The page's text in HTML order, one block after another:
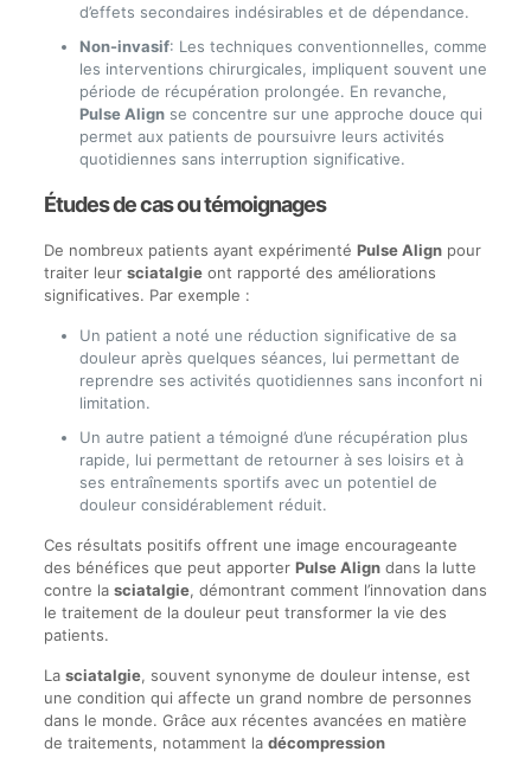
d’effets secondaires indésirables et de dépendance.
Non-invasif: Les techniques conventionnelles, comme
les interventions chirurgicales, impliquent souvent une
période de récupération prolongée. En revanche,
Pulse Alignse concentre sur une approche douce qui
permet aux patients de poursuivre leurs activités
quotidiennes sans interruption significative.
Études de cas ou témoignages
De nombreux patients ayant expérimenté Pulse Alignpour
traiter leur sciatalgieont rapporté des améliorations
significatives. Par exemple :
Un patient a noté une réduction significative de sa
douleur après quelques séances, lui permettant de
reprendre ses activités quotidiennes sans inconfort ni
limitation.
Un autre patient a témoigné d’une récupération plus
rapide, lui permettant de retourner à ses loisirs et à
ses entraînements sportifs avec un potentiel de
douleur considérablement réduit.
Ces résultats positifs offrent une image encourageante
des bénéfices que peut apporter Pulse Aligndans la lutte
contre la sciatalgie, démontrant comment l’innovation dans
le traitement de la douleur peut transformer la vie des
patients.
La sciatalgie, souvent synonyme de douleur intense, est
une condition qui affecte un grand nombre de personnes
dans le monde. Grâce aux récentes avancées en matière
de traitements, notamment la décompression